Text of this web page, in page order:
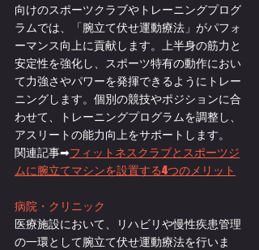
向けのスポーツクラブやトレーニングプログ
ラムでは、「腕立て伏せ運動療法」がパフォ
ーマンス向上に貢献します。上半身の筋力と
安定性を強化し、スポーツ特有の動作におい
て力強さやパワーを発揮できるようにトレー
ニングします。個別の競技やポジションに合
わせて、トレーニングプログラムを調整し、
アスリートの能力向上をサポートします。
関連記事➡フィットネスクラブとスポーツジ
ムに腕立てマシンを設置する4つのメリット
病院・クリニック
医療施設において、リハビリや慢性疾患管理
の一環として腕立て伏せ運動療法を行いま